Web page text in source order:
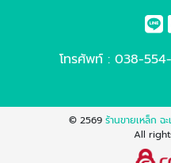
โทรศัพท์ : 038-
© 2569 ร้านขายเหล็ก ฉ
All